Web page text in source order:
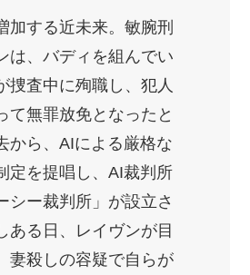
加する近未来。敏腕刑
は、バディを組んでい
捜査中に殉職し、犯人
て無罪放免となったと
から、AIによる厳格な
定を提唱し、AI裁判所
シー裁判所」が設立さ
ある日、レイヴンが目
妻殺しの容疑で自らが